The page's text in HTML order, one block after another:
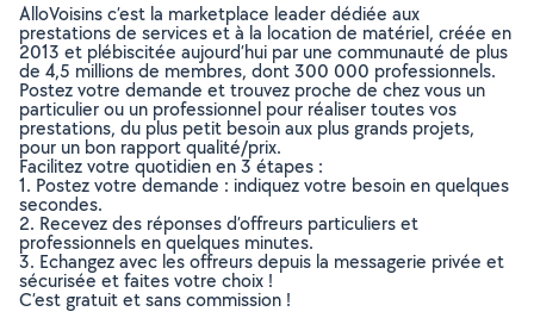
AlloVoisins c’est la marketplace leader dédiée aux
prestations de services et à la location de matériel, créée en
2013 et plébiscitée aujourd’hui par une communauté de plus
de 4,5 millions de membres, dont 300 000 professionnels.
Postez votre demande et trouvez proche de chez vous un
particulier ou un professionnel pour réaliser toutes vos
prestations, du plus petit besoin aux plus grands projets,
pour un bon rapport qualité/prix.
Facilitez votre quotidien en 3 étapes :
1. Postez votre demande : indiquez votre besoin en quelques
secondes.
2. Recevez des réponses d’offreurs particuliers et
professionnels en quelques minutes.
3. Echangez avec les offreurs depuis la messagerie privée et
sécurisée et faites votre choix !
C’est gratuit et sans commission !